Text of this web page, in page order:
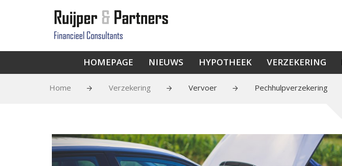
HOMEPAGE NIEUWS HYPOTHEEK VERZEKERING
Home Verzekering Vervoer Pechhulpverzekering